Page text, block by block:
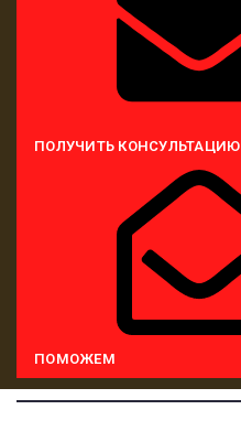
ПОЛУЧИТЬ КОНСУЛЬТАЦИЮ
ПОМОЖЕМ